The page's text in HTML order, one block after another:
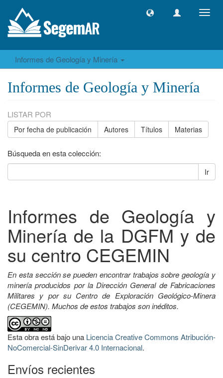
Informes de Geología y Minería
Informes de Geología y Minería
LISTAR POR
Por fecha de publicación Autores Títulos Materias
Búsqueda en esta colección:
Ir
Informes de Geología y
Minería de la DGFM y de
su centro CEGEMIN
En esta sección se pueden encontrar trabajos sobre geología y
minería producidos por la Dirección General de Fabricaciones
Militares y por su Centro de Exploración Geológico-Minera
(CEGEMIN). Muchos de estos trabajos son inéditos.
Esta obra está bajo una Licencia Creative Commons Atribución-
NoComercial-SinDerivar 4.0 Internacional.
Envíos recientes